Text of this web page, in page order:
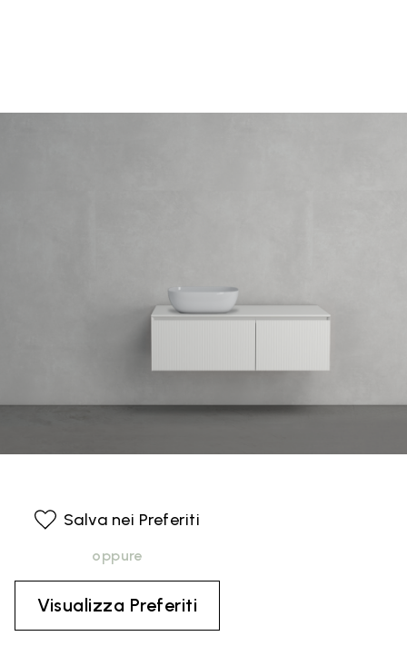
Salva nei Preferiti
oppure
Visualizza Preferiti